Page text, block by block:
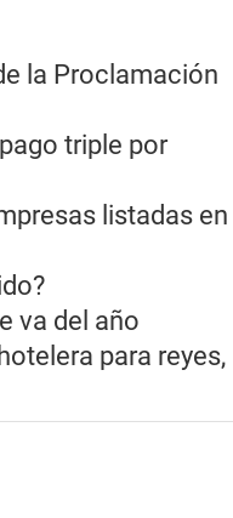
la Proclamación
triple por
listadas en
va del año
para reyes,